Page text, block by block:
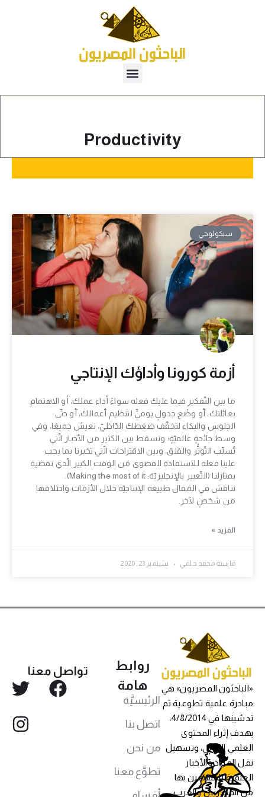
Productivity
سيكولوجي
أزمة كورونا وأداؤك الإنتاجي
ما بين التّفكير فيما عليك فعله سواءً أداء عملك، أو الاهتمام
بعائلتك، أو وضْع جدولٍ يوميٍّ لتنظيم أعمالك، أو حتّى
الجلوس والبكاء لتخفّف ضغطك الدّاخليّ، نعيش جميعًا، وفي
وسط جائحةٍ عالميّةٍ؛ ونسقط بين الكثير من الأخبار الّتي
تُسبِّب التّوتُّر والقلق، وبين الاقتراحات الّتي تخبرنا بما يجب
علينا فعله للاستفادة القصوى من الوقت الكبير الّذي نقضيه
بمنازلنا (التّعبير بالإنجليزيّة: Making the most of it).
نناقش في المقال طبيعة الإنتاجيّة خلال الأزمات واختلافها
من شخصٍ لآخر.
المزيد »
مايسة محمد حلمي سبتمبر 23, 2020
«الباحثون المصريون» هي
مبادرة علمية تطوعية تم
تدشينها في 4/8/2014،
بهدف إثراء المحتوى
العلمي العربي، وتسهيل
نقل المواد والأخبار
العلمية للمهتمين بها
من المصريين والعرب،
روابط
هامة
الرئيسيَّة
اتصل بنا
من نحن
تطوَّع معنا
تواصل معنا